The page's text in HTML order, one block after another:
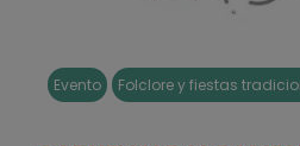
Evento Folclore y fiestas